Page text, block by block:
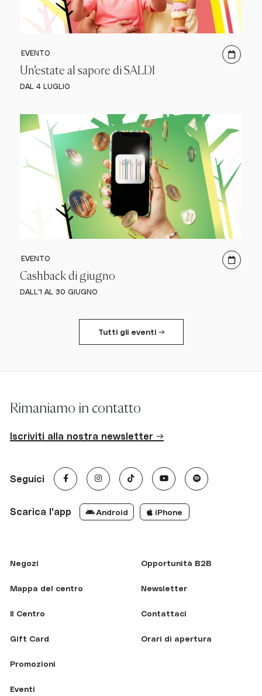
EVENTO
Un’estate al sapore di SALDI
DAL 4 LUGLIO
EVENTO
Cashback di giugno
DALL'1 AL 30 GIUGNO
Tutti gli eventi →
Rimaniamo in contatto
Iscriviti alla nostra newsletter →
Seguici
Scarica l'app Android iPhone
Negozi
Mappa del centro
Il Centro
Gift Card
Promozioni
Eventi
Opportunità B2B
Newsletter
Contattaci
Orari di apertura